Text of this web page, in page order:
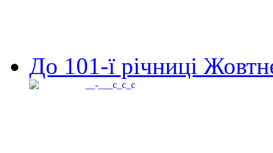
До 101-ї річниці